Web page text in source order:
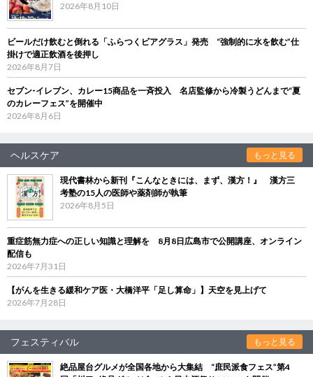
2026年8月10日
ビールだけ飲むと倒れる「ふらつくビアグラス」発売 “強制的に水を飲む”仕
掛けで適正飲酒を後押し
2026年8月7日
セブン‐イレブン、カレー15商品を一斉投入 名店監修から冷製うどんまで“夏
のカレーフェス”を開催中
2026年8月6日
ヘルスケア もっと見る
現代書林から新刊『こんなときには、まず、漢方！』 漢方三
考塾の15人の医師や薬剤師が執筆
2026年8月5日
重症筋無力症への正しい知識と理解を 8月8日広島市で公開講座、オンライン
配信も
2026年7月31日
【がんを生きる緩和ケア医・大橋洋平「足し算命」】天空を見上げて
2026年7月28日
フェスティバル もっと見る
絶品屋台グルメが全国各地から大集結 “庶民派食フェス”第4